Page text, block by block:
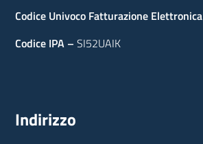
Codice Univoco Fatturazione Elettronica
Codice IPA – SI52UAIK
Indirizzo